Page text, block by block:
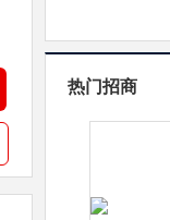
热门招商